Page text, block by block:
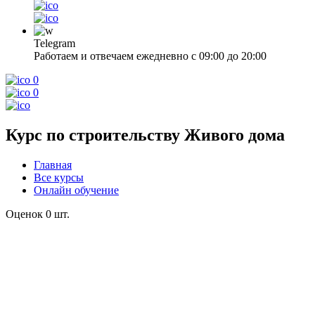
Telegram
Работаем и отвечаем ежедневно с 09:00 до 20:00
0
0
Курс по строительству Живого дома
Главная
Все курсы
Онлайн обучение
Оценок 0 шт.